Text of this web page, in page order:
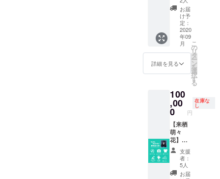
す。メ
ンバー
と2人で
1時間の
オフ会
とな
り、ス
タッフ
は離れ
行致し
ます。※
同施設
にて全
メン
バー同
時に個
別オフ
会を予
定して
おりま
らの見
学の予
定で
す。 ■
個別オ
フ会
（木田
葉音）
9/12開
時間予
定。※時
間と場
所はこ
ちらで
指定さ
せて頂
きま
す。メ
ンバー
と2人で
影スケ
ジュー
ルの都
合にな
りま
す。 現
地まで
の交通
費は御
メン
バーと
の交流
はござ
いませ
ん。 撮
影中の
為、お
静かに
離れた
場所か
■BBQ
オフ会
参加
券-10/1
8開催※
雨天は
別の内
容
※1000
費別途
かかり
ます。
■MV撮
影見学
券-こち
らは日
程が未
定で
す。撮
影スケ
（サイ
ン入
り） ■
限定T
シャツ
（クラ
ファン
限定デ
ザイ
開無
し/S～
XXLま
でお選
び頂け
ます。
■BBQ
オフ会
参加
券-10/1
8開催※
お届
け予
定：
2020
年09
月
詳細を見る
こ
の
リ
タ
ー
ン
を
選
択
す
る
100
,00
0 円
在庫な
し
【来栖
萌々
花】タ
イプ ■
今秋発
売CDア
ルバム
支援
者：
5人
お届